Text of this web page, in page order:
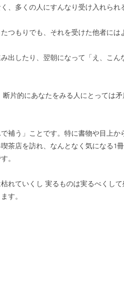
、多くの人にすんなり受け入れられ
つもりでも、それを受けた他者には
出したり、翌朝になって「え、こん
片的にあなたをみる人にとっては
補う」ことです。特に書物や目上か
茶店を訪れ、なんとなく気になる1
。
れていくし 実るものは実るべくし
す。